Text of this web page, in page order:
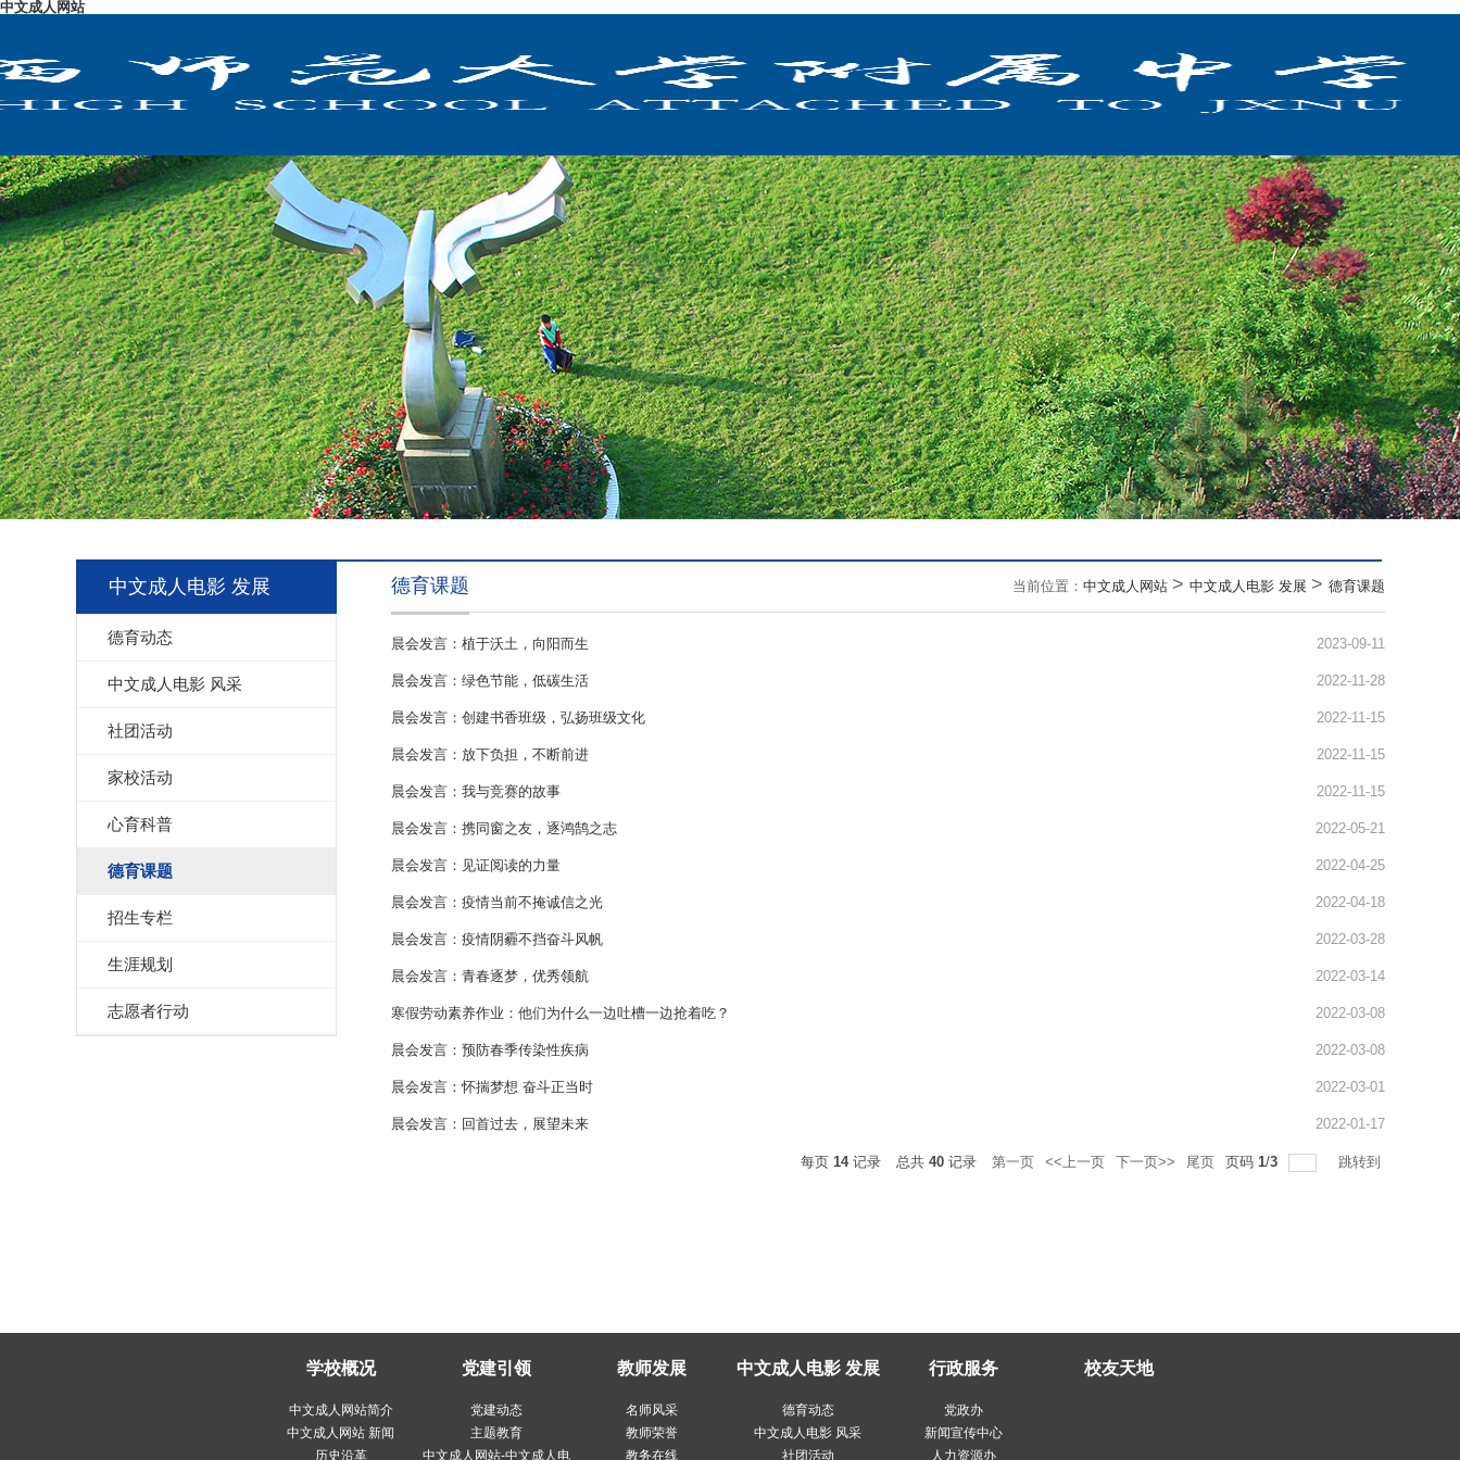
中文成人网站
中文成人电影 发展
德育动态
中文成人电影 风采
社团活动
家校活动
心育科普
德育课题
招生专栏
生涯规划
志愿者行动
当前位置： 中文成人网站 > 中文成人电影 发展 > 德育课题
德育课题
晨会发言：植于沃土，向阳而生 2023-09-11
晨会发言：绿色节能，低碳生活 2022-11-28
晨会发言：创建书香班级，弘扬班级文化 2022-11-15
晨会发言：放下负担，不断前进 2022-11-15
晨会发言：我与竞赛的故事 2022-11-15
晨会发言：携同窗之友，逐鸿鹄之志 2022-05-21
晨会发言：见证阅读的力量 2022-04-25
晨会发言：疫情当前不掩诚信之光 2022-04-18
晨会发言：疫情阴霾不挡奋斗风帆 2022-03-28
晨会发言：青春逐梦，优秀领航 2022-03-14
寒假劳动素养作业：他们为什么一边吐槽一边抢着吃？ 2022-03-08
晨会发言：预防春季传染性疾病 2022-03-08
晨会发言：怀揣梦想 奋斗正当时 2022-03-01
晨会发言：回首过去，展望未来 2022-01-17
每页 14记录 总共 40记录 第一页 <<上一页 下一页>> 尾页 页码 1/3 跳转到
学校概况
中文成人网站简介
中文成人网站 新闻
历史沿革
党建引领
党建动态
主题教育
中文成人网站-中文成人电
教师发展
名师风采
教师荣誉
教务在线
中文成人电影 发展
德育动态
中文成人电影 风采
社团活动
行政服务
党政办
新闻宣传中心
人力资源办
校友天地